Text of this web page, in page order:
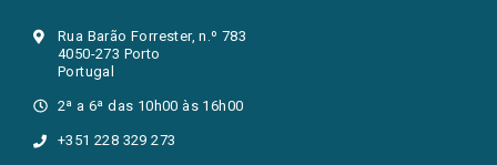
Rua Barão Forrester, n.º 783
4050-273 Porto
Portugal
2ª a 6ª das 10h00 às 16h00
+351 228 329 273